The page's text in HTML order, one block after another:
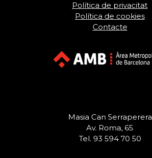
Política de privacitat
Política de cookies
Contacte
Masia Can Serraperera
Av. Roma, 65
Tel. 93 594 70 50